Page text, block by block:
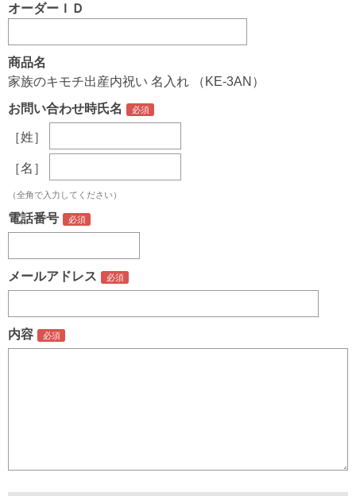
オーダーＩＤ
商品名
家族のキモチ出産内祝い 名入れ （KE-3AN）
お問い合わせ時氏名
［姓］
［名］
（全角で入力してください）
電話番号
メールアドレス
内容